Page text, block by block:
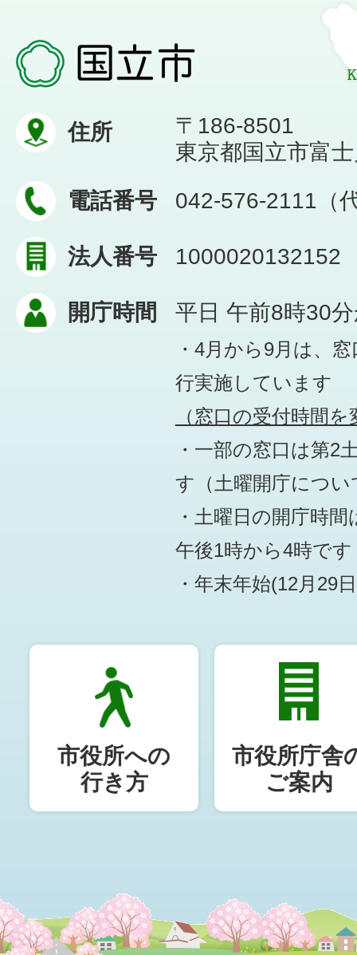
住所
〒186-8501
東京都国立市富
電話番号
042-576-2111（
法人番号 1000020132152
開庁時間 平日 午前8時30
・4月から9月は、
行実施しています
（窓口の受付時間
・一部の窓口は第2
す （土曜開庁につ
・土曜日の開庁時
午後1時から4時です
・年末年始(12月29
市役所への
行き方
市役所庁舎
ご案内